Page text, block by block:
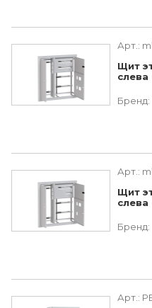
Арт.:
Щит
слева
Бренд:
Арт.:
Щит
слева
Бренд:
Арт.: